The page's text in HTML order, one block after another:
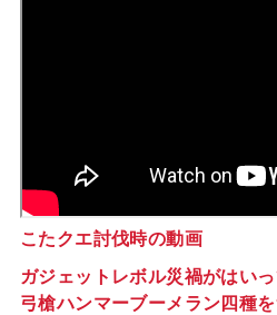
こたクエ討伐時の動画
ガジェットレボル災禍がはい
弓槍ハンマーブーメラン四種